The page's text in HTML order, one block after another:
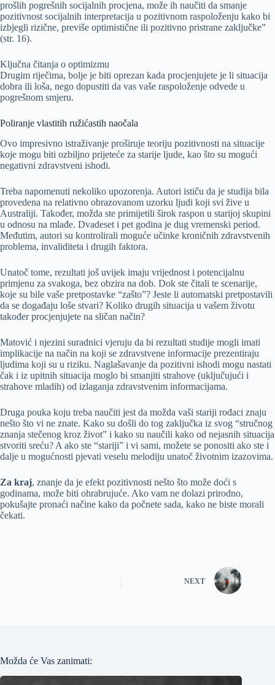
prošlih pogrešnih socijalnih procjena, može ih naučiti da smanje
pozitivnost socijalnih interpretacija u pozitivnom raspoloženju kako bi
izbjegli rizične, previše optimistične ili pozitivno pristrane zaključke”
(str. 16).
Ključna čitanja o optimizmu
Drugim riječima, bolje je biti oprezan kada procjenjujete je li situacija
dobra ili loša, nego dopustiti da vas vaše raspoloženje odvede u
pogrešnom smjeru.
Poliranje vlastitih ružićastih naočala
Ovo impresivno istraživanje proširuje teoriju pozitivnosti na situacije
koje mogu biti ozbiljno prijeteće za starije ljude, kao što su mogući
negativni zdravstveni ishodi.
Treba napomenuti nekoliko upozorenja. Autori ističu da je studija bila
provedena na relativno obrazovanom uzorku ljudi koji svi žive u
Australiji. Također, možda ste primijetili širok raspon u starijoj skupini
u odnosu na mlađe. Dvadeset i pet godina je dug vremenski period.
Međutim, autori su kontrolirali moguće učinke kroničnih zdravstvenih
problema, invaliditeta i drugih faktora.
Unatoč tome, rezultati još uvijek imaju vrijednost i potencijalnu
primjenu za svakoga, bez obzira na dob. Dok ste čitali te scenarije,
koje su bile vaše pretpostavke “zašto”? Jeste li automatski pretpostavili
da se događaju loše stvari? Koliko drugih situacija u vašem životu
također procjenjujete na sličan način?
Matović i njezini suradnici vjeruju da bi rezultati studije mogli imati
implikacije na način na koji se zdravstvene informacije prezentiraju
ljudima koji su u riziku. Naglašavanje da pozitivni ishodi mogu nastati
čak i iz upitnih situacija moglo bi smanjiti strahove (uključujući i
strahove mladih) od izlaganja zdravstvenim informacijama.
Druga pouka koju treba naučiti jest da možda vaši stariji rođaci znaju
nešto što vi ne znate. Kako su došli do tog zaključka iz svog “stručnog
znanja stečenog kroz život” i kako su naučili kako od nejasnih situacija
stvoriti sreću? A ako ste “stariji” i vi sami, možete se ponositi ako ste i
dalje u mogućnosti pjevati veselu melodiju unatoč životnim izazovima.
Za kraj, znanje da je efekt pozitivnosti nešto što može doći s
godinama, može biti ohrabrujuće. Ako vam ne dolazi prirodno,
pokušajte pronaći načine kako da počnete sada, kako ne biste morali
čekati.
NEXT
Možda će Vas zanimati: